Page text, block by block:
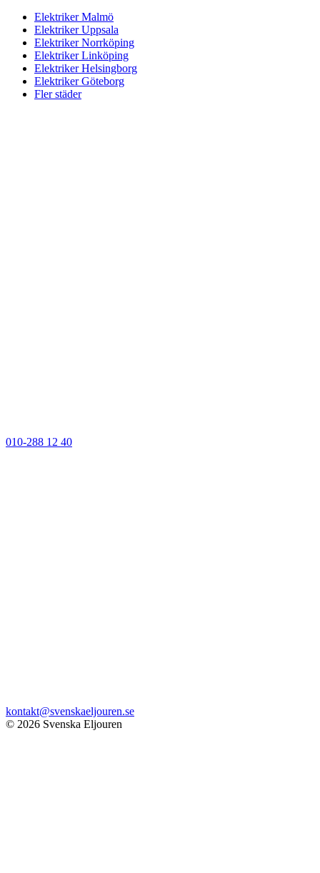
Elektriker Malmö
Elektriker Uppsala
Elektriker Norrköping
Elektriker Linköping
Elektriker Helsingborg
Elektriker Göteborg
Fler städer
010-288 12 40
kontakt@svenskaeljouren.se
© 2026 Svenska Eljouren